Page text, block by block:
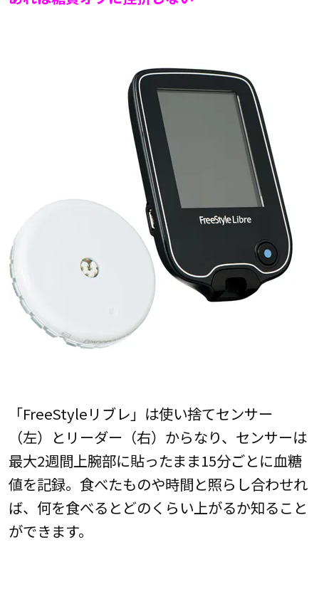
「FreeStyleリブレ」は使い捨てセンサー
（左）とリーダー（右）からなり、センサーは
最大2週間上腕部に貼ったまま15分ごとに血糖
値を記録。食べたものや時間と照らし合わせれ
ば、何を食べるとどのくらい上がるか知ること
ができます。